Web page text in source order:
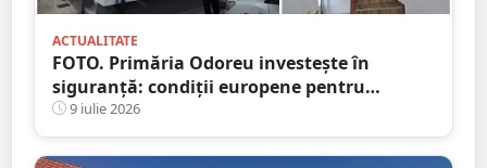
ACTUALITATE
FOTO. Primăria Odoreu investește în
siguranță: condiții europene pentru
polițiști. Sediul Poliției, complet reabilitat
9 iulie 2026